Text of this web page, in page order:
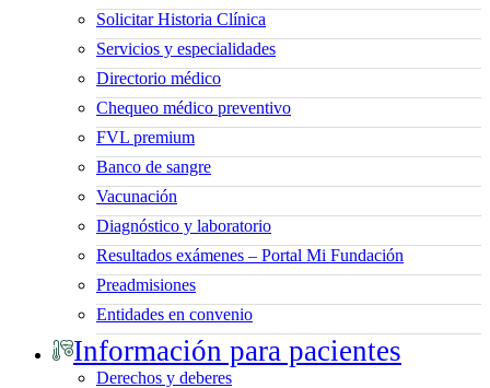
Solicitar Historia Clínica
Servicios y especialidades
Directorio médico
Chequeo médico preventivo
FVL premium
Banco de sangre
Vacunación
Diagnóstico y laboratorio
Resultados exámenes – Portal Mi Fundación
Preadmisiones
Entidades en convenio
Información para pacientes
Derechos y deberes